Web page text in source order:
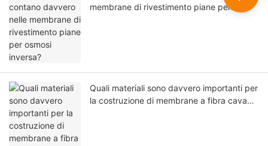
membrane di rivestimento piane per
Quali materiali sono davvero importanti per
la costruzione di membrane a fibra cava